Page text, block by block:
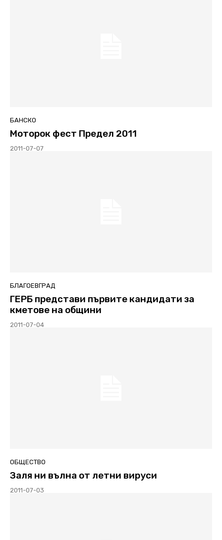
БАНСКО
Моторок фест Предел 2011
2011-07-07
БЛАГОЕВГРАД
ГЕРБ представи първите кандидати за
кметове на общини
2011-07-04
ОБЩЕСТВО
Заля ни вълна от летни вируси
2011-07-03